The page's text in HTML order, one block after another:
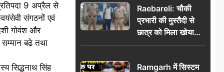
9 अप्रैल से
संगठनों एवं
गोवंश और
सम्मान बढे़ तथा
सिद्धनाथ सिंह
Raebareli: चौकी
प्रभारी की मुस्तैदी से
छात्र को मिला खोया
बैग, जरूरी दस्तावेज
पुलिस टीम का जताया
Ramgarh में सिस्टम